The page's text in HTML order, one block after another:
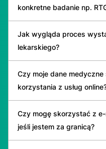
konkretne badanie np.
Jak wygląda proces
lekarskiego?
Czy moje dane
korzystania z usług
Czy mogę skorzystać z
jeśli jestem za granicą?